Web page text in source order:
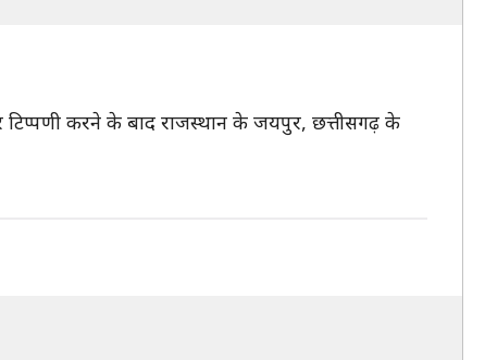
टिप्पणी करने के बाद राजस्थान के जयपुर, छत्तीसगढ़ के